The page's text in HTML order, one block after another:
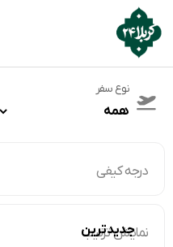
نوع سفر
درجه کیفی
نمایش ترتیب